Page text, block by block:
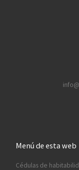
Menú de esta web
Cédulas de